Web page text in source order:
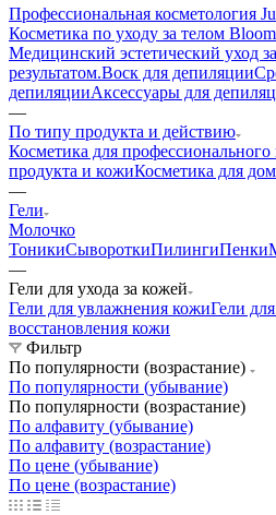
Профессиональная косметология
Косметика по уходу за телом
Медицинский эстетический уход
результатом.Воск для депиляции
депиляцииАксессуары для
—
По типу продукта и действию
Косметика для профессионального
продукта и кожиКосметика для
—
Гели
Молочко
ТоникиСывороткиПилингиПенки
—
Гели для ухода за кожей
Гели для увлажнения кожиГели
восстановления кожи
Фильтр
По популярности (возрастание)
По популярности (убывание)
По популярности (возрастание)
По алфавиту (убывание)
По алфавиту (возрастание)
По цене (убывание)
По цене (возрастание)